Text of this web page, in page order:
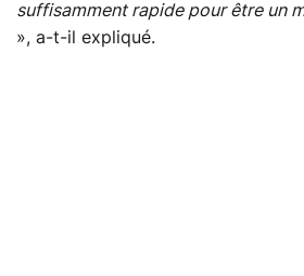
suffisamment rapide pour être un
», a-t-il expliqué.